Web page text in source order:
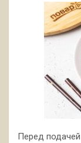
Перед